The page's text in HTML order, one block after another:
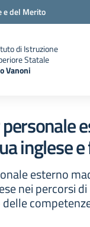
e del Merito
di Istruzione
Statale
Vanoni
inglese
esterno
nei percorsi di